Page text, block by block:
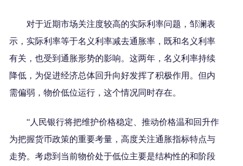
对于近期市场关注度较高的实际利率问题，邹澜表
示，实际利率等于名义利率减去通胀率，既和名义利率
有关，也受到通胀形势的影响。这两年，名义利率持续
降低，为促进经济总体回升向好发挥了积极作用。但内
需偏弱，物价低位运行，这个情况同时存在。
“人民银行将把维护价格稳定、推动价格温和回升作
为把握货币政策的重要考量，高度关注通胀指标特点与
走势。考虑到当前物价处于低位主要是结构性的和阶段